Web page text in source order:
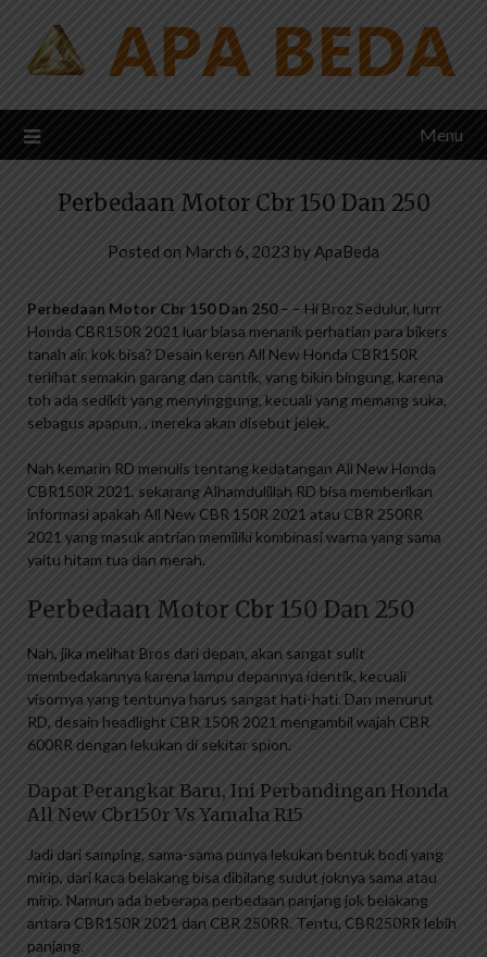
content
Menu
Perbedaan Motor Cbr 150 Dan 250
Posted on March 6, 2023 byApaBeda
Perbedaan Motor Cbr 150 Dan 250– – Hi Broz Sedulur, lurrr
Honda CBR150R 2021 luar biasa menarik perhatian para bikers
tanah air, kok bisa? Desain keren All New Honda CBR150R
terlihat semakin garang dan cantik, yang bikin bingung, karena
toh ada sedikit yang menyinggung, kecuali yang memang suka,
sebagus apapun. , mereka akan disebut jelek.
Nah kemarin RD menulis tentang kedatangan All New Honda
CBR150R 2021, sekarang Alhamdulillah RD bisa memberikan
informasi apakah All New CBR 150R 2021 atau CBR 250RR
2021 yang masuk antrian memiliki kombinasi warna yang sama
yaitu hitam tua dan merah.
Perbedaan Motor Cbr 150 Dan 250
Nah, jika melihat Bros dari depan, akan sangat sulit
membedakannya karena lampu depannya identik, kecuali
visornya yang tentunya harus sangat hati-hati. Dan menurut
RD, desain headlight CBR 150R 2021 mengambil wajah CBR
600RR dengan lekukan di sekitar spion.
Dapat Perangkat Baru, Ini Perbandingan Honda
All New Cbr150r Vs Yamaha R15
Jadi dari samping, sama-sama punya lekukan bentuk bodi yang
mirip, dari kaca belakang bisa dibilang sudut joknya sama atau
mirip. Namun ada beberapa perbedaan panjang jok belakang
antara CBR150R 2021 dan CBR 250RR. Tentu, CBR250RR lebih
panjang.